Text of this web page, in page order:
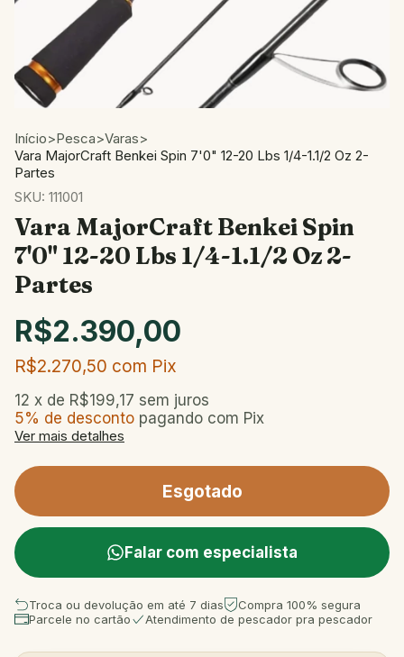
Início>Pesca>Varas>
Vara MajorCraft Benkei Spin 7'0" 12-20 Lbs 1/4-1.1/2 Oz 2-
Partes
SKU: 111001
Vara MajorCraft Benkei Spin
7'0" 12-20 Lbs 1/4-1.1/2 Oz 2-
Partes
R$2.390,00
R$2.270,50 com Pix
12 x de R$199,17 sem juros
5% de desconto pagando com Pix
Ver mais detalhes
Falar com especialista
Troca ou devolução em até 7 dias
Compra 100% segura
Parcele no cartão
Atendimento de pescador pra pescador